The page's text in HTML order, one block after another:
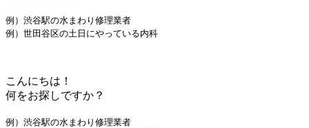
例）渋谷駅の水まわり修理業者
例）世田谷区の土日にやっている内科
こんにちは！
何をお探しですか？
例）渋谷駅の水まわり修理業者